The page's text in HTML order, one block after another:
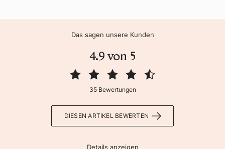
Das sagen unsere Kunden
4.9 von 5
35 Bewertungen
DIESEN ARTIKEL BEWERTEN
Details anzeigen